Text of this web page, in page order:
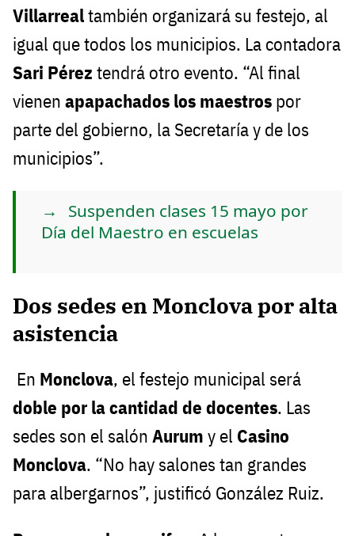
Villarrealtambién organizará su festejo, al
igual que todos los municipios. La contadora
Sari Pérez tendrá otro evento. “Al final
vienen apapachados los maestros por
parte del gobierno, la Secretaría y de los
municipios”.
Suspenden clases 15 mayo por
Día del Maestro en escuelas
Dos sedes en Monclova por alta
asistencia
En Monclova, el festejo municipal será
doble por la cantidad de docentes. Las
sedes son el salón Aurum y el Casino
Monclova. “No hay salones tan grandes
para albergarnos”, justificó González Ruiz.